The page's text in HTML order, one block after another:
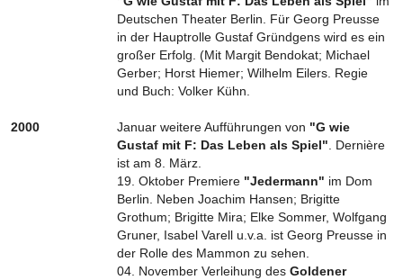
Deutschen Theater Berlin. Für Georg Preusse
in der Hauptrolle Gustaf Gründgens wird es ein
großer Erfolg. (Mit Margit Bendokat; Michael
Gerber; Horst Hiemer; Wilhelm Eilers. Regie
und Buch: Volker Kühn.
2000 Januar weitere Aufführungen von "G wie
Gustaf mit F: Das Leben als Spiel" . Dernière
ist am 8. März.
19. Oktober Premiere "Jedermann" im Dom
Berlin. Neben Joachim Hansen; Brigitte
Grothum; Brigitte Mira; Elke Sommer, Wolfgang
Gruner, Isabel Varell u.v.a. ist Georg Preusse in
der Rolle des Mammon zu sehen.
04. November Verleihung des Goldener